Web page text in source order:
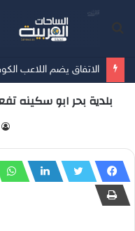
الاتفاق يضم اللاعب
بلدية بحر ابو سكينه